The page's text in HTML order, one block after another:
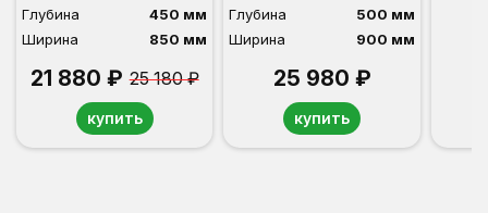
Глубина
450 мм
Ширина
850 мм
21 880 ₽ 25 180 ₽
купить
Глубина
500 мм
Ширина
900 мм
25 980 ₽
купить